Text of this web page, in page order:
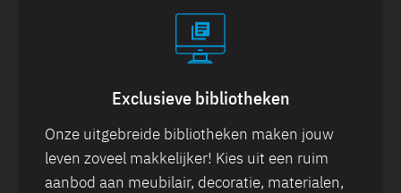
Exclusieve bibliotheken
Onze uitgebreide bibliotheken maken jouw
leven zoveel makkelijker! Kies uit een ruim
aanbod aan meubilair, decoratie, materialen,